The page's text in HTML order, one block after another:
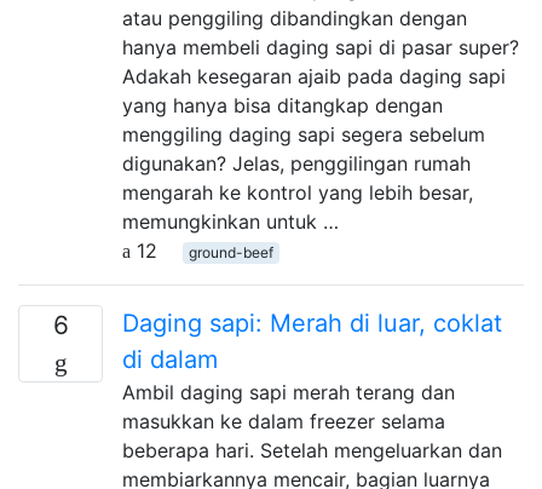
atau penggiling dibandingkan dengan
hanya membeli daging sapi di pasar super?
Adakah kesegaran ajaib pada daging sapi
yang hanya bisa ditangkap dengan
menggiling daging sapi segera sebelum
digunakan? Jelas, penggilingan rumah
mengarah ke kontrol yang lebih besar,
memungkinkan untuk …
12
ground-beef
6
Daging sapi: Merah di luar, coklat
di dalam
Ambil daging sapi merah terang dan
masukkan ke dalam freezer selama
beberapa hari. Setelah mengeluarkan dan
membiarkannya mencair, bagian luarnya